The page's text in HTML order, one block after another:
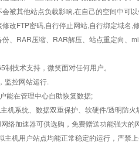
被其他站点负载影响,在自己的空间中可
改FTP密码,自行停止网站,自行绑定域名,
、RAR压缩、RAR解压、站点重定向、
技术支持，微笑面对任何用户。
监控网站运行.
能在管理中心自助恢复数据;
机系统、数据双重保护、软硬件/透明防火
络加速器可供选购，免费赠送功能强大
主机用户站点均能正常稳定的运行，严禁